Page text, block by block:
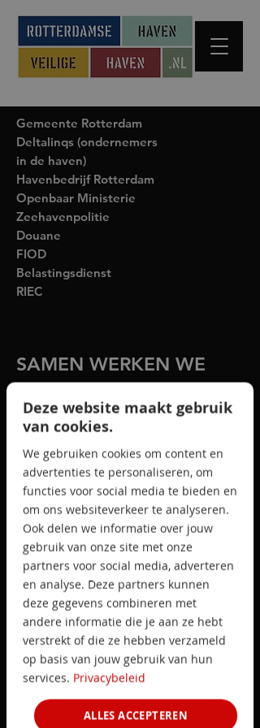
Gemeente Rotterdam
Deltalinqs (ondernemers
in de haven)
Havenbedrijf Rotterdam
Openbaar Ministerie
Zeehavenpolitie
Douane
FIOD
Belastingsdienst
RIEC
SAMEN WERKEN WE
AAN EEN VEILIGE EN
WEERBARE HAVEN
Van de goede infrastructuur en de
efficiënte goederenafhandeling in
de Rotterdamse haven maken ook
criminelen graag gebruik. De
ondermijnende effecten van
bijvoorbeeld drugssmokkel reiken
tot ver voorbij Rotterdam, waarbij
crimineel geld en witwaspraktijken
onze samenleving aantasten.
In de Port Alliance Rotterdam
richten publieke en private
partijen zich op verstoren,
voorkomen en vervolgen van
Deze website maakt gebruik
van cookies.
We gebruiken cookies om content en
advertenties te personaliseren, om
functies voor social media te bieden en
om ons websiteverkeer te analyseren.
Ook delen we informatie over jouw
gebruik van onze site met onze
partners voor social media, adverteren
en analyse. Deze partners kunnen
deze gegevens combineren met
andere informatie die je aan ze hebt
verstrekt of die ze hebben verzameld
op basis van jouw gebruik van hun
services. Privacybeleid
ALLES ACCEPTEREN